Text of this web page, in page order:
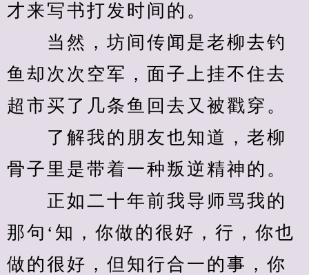
才来写书打发时间的。
当然，坊间传闻是老柳去钓
鱼却次次空军，面子上挂不住去
超市买了几条鱼回去又被戳穿。
了解我的朋友也知道，老柳
骨子里是带着一种叛逆精神的。
正如二十年前我导师骂我的
那句‘知，你做的很好，行，你也
做的很好，但知行合一的事，你